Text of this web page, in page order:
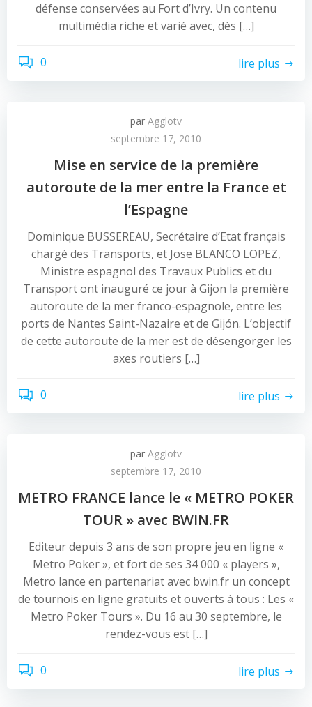
défense conservées au Fort d’Ivry. Un contenu
multimédia riche et varié avec, dès […]
0 lire plus
par Agglotv
septembre 17, 2010
Mise en service de la première
autoroute de la mer entre la France et
l’Espagne
Dominique BUSSEREAU, Secrétaire d’Etat français
chargé des Transports, et Jose BLANCO LOPEZ,
Ministre espagnol des Travaux Publics et du
Transport ont inauguré ce jour à Gijon la première
autoroute de la mer franco-espagnole, entre les
ports de Nantes Saint-Nazaire et de Gijón. L’objectif
de cette autoroute de la mer est de désengorger les
axes routiers […]
0 lire plus
par Agglotv
septembre 17, 2010
METRO FRANCE lance le « METRO POKER
TOUR » avec BWIN.FR
Editeur depuis 3 ans de son propre jeu en ligne «
Metro Poker », et fort de ses 34 000 « players »,
Metro lance en partenariat avec bwin.fr un concept
de tournois en ligne gratuits et ouverts à tous : Les «
Metro Poker Tours ». Du 16 au 30 septembre, le
rendez-vous est […]
0 lire plus